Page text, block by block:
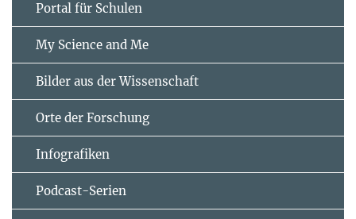
Portal für Schulen
My Science and Me
Bilder aus der Wissenschaft
Orte der Forschung
Infografiken
Podcast-Serien